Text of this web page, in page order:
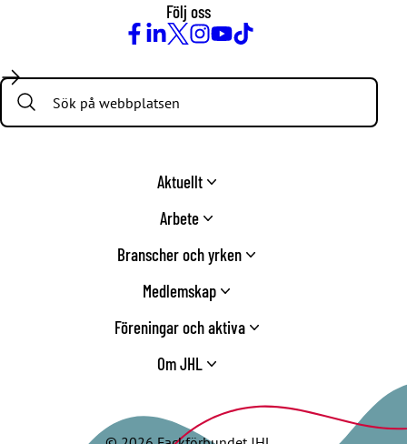
Följ oss
Search:
Aktuellt
Arbete
Branscher och yrken
Medlemskap
Föreningar och aktiva
Om JHL